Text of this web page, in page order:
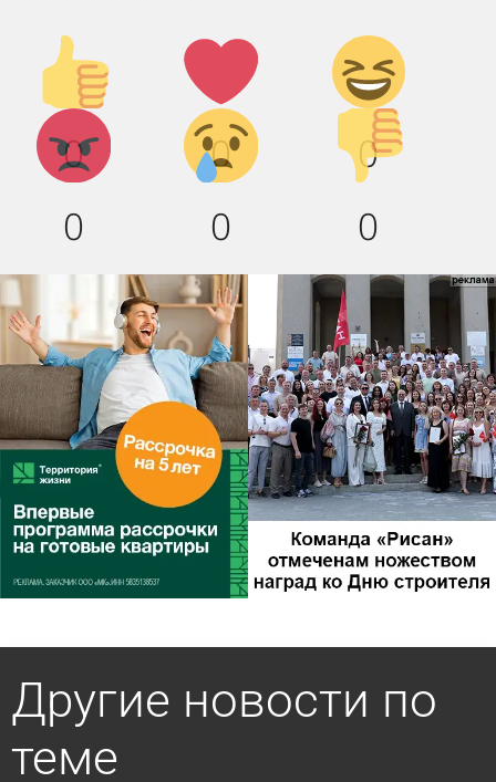
Палец
вверх!
0
Лайк!
0
Дикий
смех!
0
Агрессия!
0
Грусть
:(
0
Палец
вниз!
0
Другие новости по
теме